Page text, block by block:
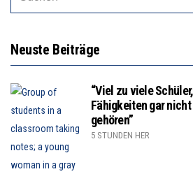
Neuste Beiträge
“Viel zu viele
Fähigkeiten gar
gehören”
5 STUNDEN HER